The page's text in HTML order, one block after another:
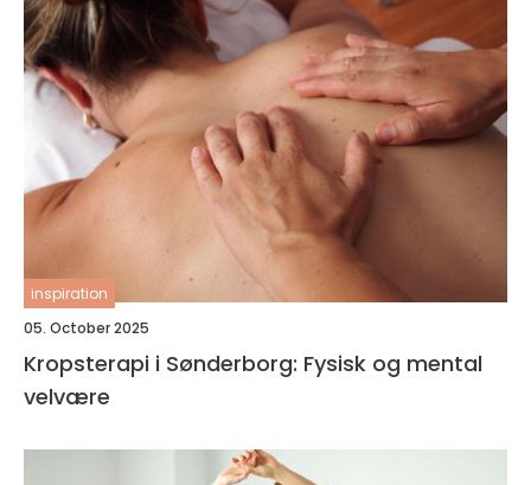
inspiration
05. October 2025
Kropsterapi i Sønderborg: Fysisk og mental
velvære